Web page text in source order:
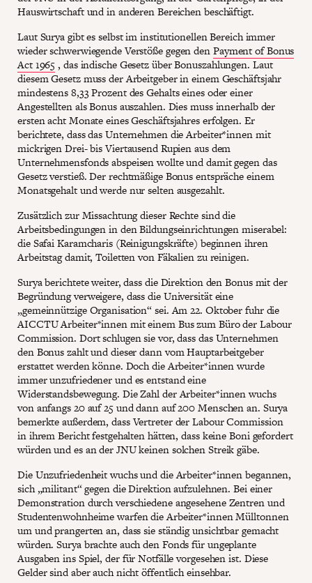
Hauswirtschaft und in anderen Bereichen beschäftigt.
Laut Surya gibt es selbst im institutionellen Bereich immer
wieder schwerwiegende Verstöße gegen denPayment of Bonus
Act 1965, das indische Gesetz über Bonuszahlungen. Laut
diesem Gesetz muss der Arbeitgeber in einem Geschäftsjahr
mindestens 8,33 Prozent des Gehalts eines oder einer
Angestellten als Bonus auszahlen. Dies muss innerhalb der
ersten acht Monate eines Geschäftsjahres erfolgen. Er
berichtete, dass das Unternehmen die Arbeiter*innen mit
mickrigen Drei- bis Viertausend Rupien aus dem
Unternehmensfonds abspeisen wollte und damit gegen das
Gesetz verstieß. Der rechtmäßige Bonus entspräche einem
Monatsgehalt und werde nur selten ausgezahlt.
Zusätzlich zur Missachtung dieser Rechte sind die
Arbeitsbedingungen in den Bildungseinrichtungen miserabel:
die Safai Karamcharis (Reinigungskräfte) beginnen ihren
Arbeitstag damit, Toiletten von Fäkalien zu reinigen.
Surya berichtete weiter, dass die Direktion den Bonus mit der
Begründung verweigere, dass die Universität eine
„gemeinnützige Organisation“ sei. Am 22. Oktober fuhr die
AICCTU Arbeiter*innen mit einem Bus zum Büro der Labour
Commission. Dort schlugen sie vor, dass das Unternehmen
den Bonus zahlt und dieser dann vom Hauptarbeitgeber
erstattet werden könne. Doch die Arbeiter*innen wurde
immer unzufriedener und es entstand eine
Widerstandsbewegung. Die Zahl der Arbeiter*innen wuchs
von anfangs 20 auf 25 und dann auf 200 Menschen an. Surya
bemerkte außerdem, dass Vertreter der Labour Commission
in ihrem Bericht festgehalten hätten, dass keine Boni gefordert
würden und es an der JNU keinen solchen Streik gäbe.
Die Unzufriedenheit wuchs und die Arbeiter*innen begannen,
sich „militant“ gegen die Direktion aufzulehnen. Bei einer
Demonstration durch verschiedene angesehene Zentren und
Studentenwohnheime warfen die Arbeiter*innen Mülltonnen
um und prangerten an, dass sie ständig unsichtbar gemacht
würden. Surya brachte auch den Fonds für ungeplante
Ausgaben ins Spiel, der für Notfälle vorgesehen ist. Diese
Gelder sind aber auch nicht öffentlich einsehbar.